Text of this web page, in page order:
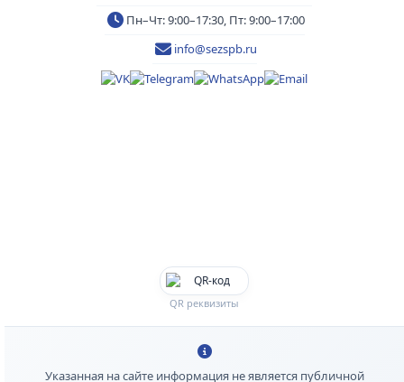
Пн–Чт: 9:00–17:30, Пт: 9:00–17:00
info@sezspb.ru
QR реквизиты
Указанная на сайте информация не является публичной